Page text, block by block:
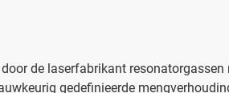
de laserfabrikant resonatorgassen
gedefinieerde